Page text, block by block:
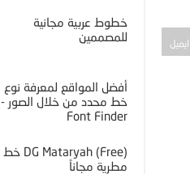
ايميل
خطوط عربية مجانية
للمصممين
أفضل المواقع لمعرفة نوع
خط محدد من خلال الصور -
Font Finder
DG Mataryah (Free) خط
مطرية مجاناً